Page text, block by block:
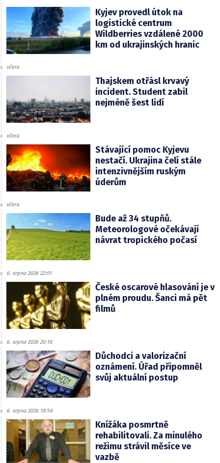
Kyjev provedl útok na
logistické centrum
Wildberries vzdálené 2000
km od ukrajinských hranic
včera
Thajskem otřásl krvavý
incident. Student zabil
nejméně šest lidí
včera
Stávající pomoc Kyjevu
nestačí. Ukrajina čelí stále
intenzivnějším ruským
úderům
včera
Bude až 34 stupňů.
Meteorologové očekávají
návrat tropického počasí
6. srpna 2026 22:01
České oscarové hlasování je v
plném proudu. Šanci má pět
filmů
6. srpna 2026 20:10
Důchodci a valorizační
oznámení. Úřad připomněl
svůj aktuální postup
6. srpna 2026 18:56
Knížáka posmrtně
rehabilitovali. Za minulého
režimu strávil měsíce ve
vazbě